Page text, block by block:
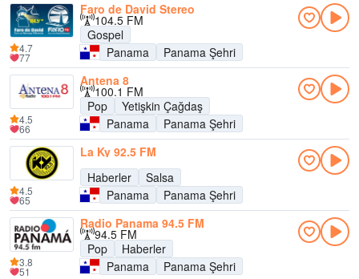
Faro de David Stereo
104.5 FM
Gospel
Panama
Panama Şehri
4.7
77
Antena 8
100.1 FM
Pop
Yetişkin Çağdaş
Panama
Panama Şehri
4.5
66
La Ky 92.5 FM
Haberler
Salsa
Panama
Panama Şehri
4.5
65
Radio Panama 94.5 FM
94.5 FM
Pop
Haberler
Panama
Panama Şehri
3.8
51